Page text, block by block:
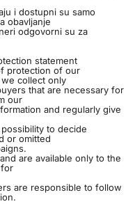
i dostupni su samo
obavljanje
odgovorni su za
statement
protection of our
we collect only
that are necessary for
our
and regularly give
to decide
or omitted
are available only to the
are responsible to follow